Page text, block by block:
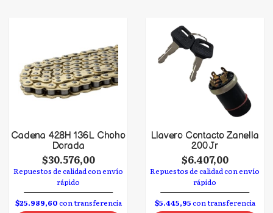
Cadena 428H 136L Choho
Dorada
$30.576,00
Repuestos de calidad con envío
rápido
$25.989,60con transferencia
Llavero Contacto Zanella
200 Jr
$6.407,00
Repuestos de calidad con envío
rápido
$5.445,95con transferencia